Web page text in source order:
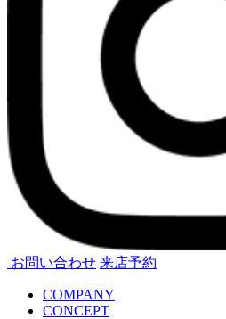
お問い合わせ 来店予約
COMPANY
CONCEPT